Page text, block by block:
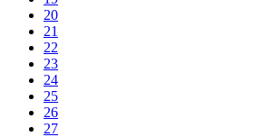
20
21
22
23
24
25
26
27